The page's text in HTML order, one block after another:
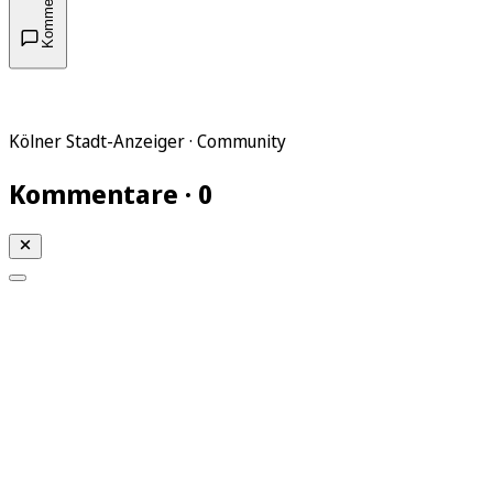
Kölner Stadt-Anzeiger · Community
Kommentare · 0